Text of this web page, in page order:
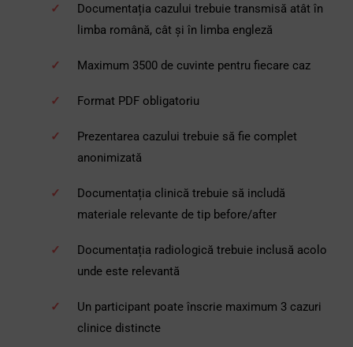
Documentația cazului trebuie transmisă atât în
limba română, cât și în limba engleză
Maximum 3500 de cuvinte pentru fiecare caz
Format PDF obligatoriu
Prezentarea cazului trebuie să fie complet
anonimizată
Documentația clinică trebuie să includă
materiale relevante de tip before/after
Documentația radiologică trebuie inclusă acolo
unde este relevantă
Un participant poate înscrie maximum 3 cazuri
clinice distincte